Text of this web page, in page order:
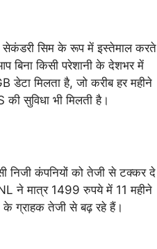
सेकंडरी सिम के रूप में इस्तेमाल करते
बिना किसी परेशानी के देशभर में
मिलता है, जो करीब हर महीने
सुविधा भी मिलती है।
निजी कंपनियों को तेजी से टक्कर दे
ने मात्र 1499 रुपये में 11 महीने
के ग्राहक तेजी से बढ़ रहे हैं।